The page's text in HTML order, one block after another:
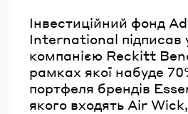
Інвестиційний фонд
International підписав
компанією Reckitt
рамках якої набуде
портфеля брендів
якого входять Air